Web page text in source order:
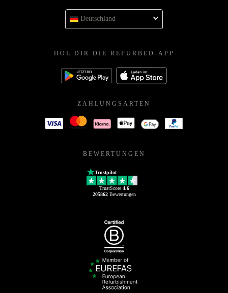
Deutschland
HOL DIR DIE REFURBED-APP
ZAHLUNGSARTEN
BEWERTUNGEN
Trustpilot
TrustScore 4.6
205862Bewertungen